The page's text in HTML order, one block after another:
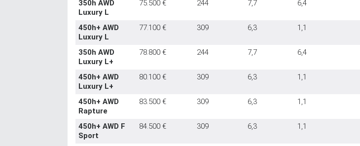
350h AWD
Luxury L
75.500 € 244 7,7 6,4
450h+ AWD
Luxury L
77.100 € 309 6,3 1,1
350h AWD
Luxury L+
78.800 € 244 7,7 6,4
450h+ AWD
Luxury L+
80.100 € 309 6,3 1,1
450h+ AWD
Rapture
83.500 € 309 6,3 1,1
450h+ AWD F
Sport
84.500 € 309 6,3 1,1